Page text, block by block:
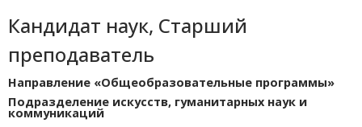
Кандидат наук, Старший
преподаватель
Направление «Общеобразовательные программы»
Подразделение искусств, гуманитарных наук и
коммуникаций